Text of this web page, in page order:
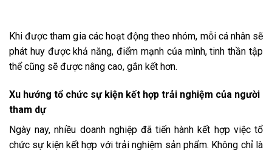
Khi được tham gia các hoạt động theo nhóm, mỗi cá nhân sẽ
phát huy được khả năng, điểm mạnh của mình, tinh thần tập
thể cũng sẽ được nâng cao, gắn kết hơn.
Xu hướng tổ chức sự kiện kết hợp trải nghiệm của người
tham dự
Ngày nay, nhiều doanh nghiệp đã tiến hành kết hợp việc tổ
chức sự kiện kết hợp với trải nghiệm sản phẩm. Không chỉ là